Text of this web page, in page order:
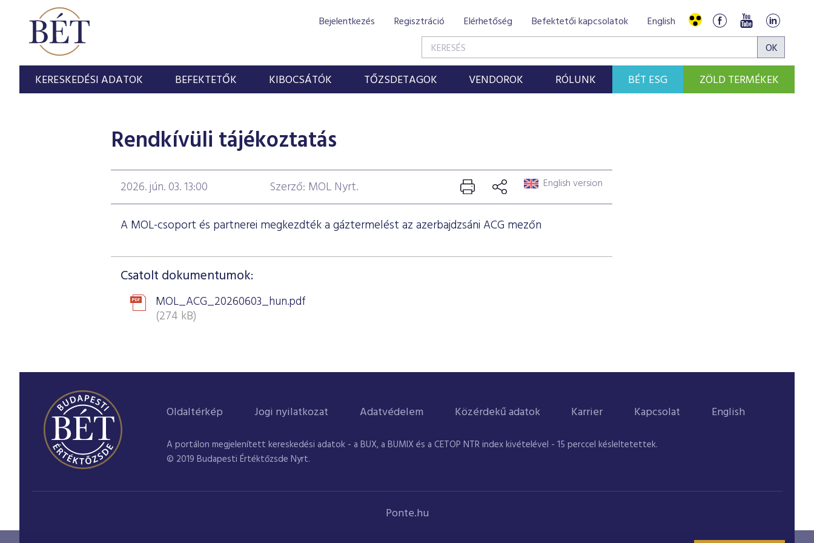
Bejelentkezés Regisztráció Elérhetőség Befektetői kapcsolatok English
KERESKEDÉSI ADATOK BEFEKTETŐK KIBOCSÁTÓK TŐZSDETAGOK VENDOROK RÓLUNK BÉT ESG ZÖLD TERMÉKEK
Rendkívüli tájékoztatás
2026. jún. 03. 13:00 Szerző: MOL Nyrt. English version
A MOL-csoport és partnerei megkezdték a gáztermelést az azerbajdzsáni ACG mezőn
Csatolt dokumentumok:
MOL_ACG_20260603_hun.pdf
(274 kB)
Oldaltérkép Jogi nyilatkozat Adatvédelem Közérdekű adatok Karrier Kapcsolat English
A portálon megjelenített kereskedési adatok - a BUX, a BUMIX és a CETOP NTR index kivételével - 15 perccel késleltetettek.
© 2019 Budapesti Értéktőzsde Nyrt.
Ponte.hu